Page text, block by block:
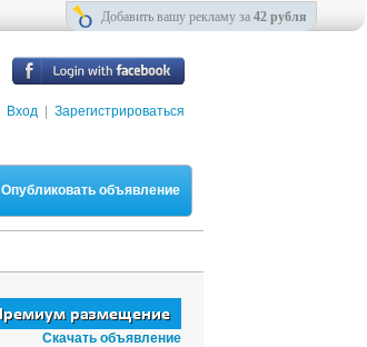
Вход Зарегистрироваться
Опубликовать объявление
Скачать объявление
Добавить вашу рекламу за 42 рубля